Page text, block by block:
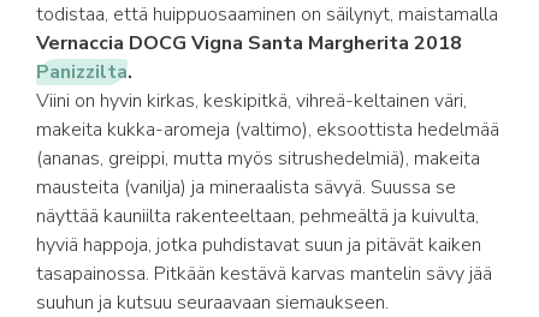
todistaa, että huippuosaaminen on säilynyt, maistamalla
Vernaccia DOCG Vigna Santa Margherita 2018
Panizzilta.
Viini on hyvin kirkas, keskipitkä, vihreä-keltainen väri,
makeita kukka-aromeja (valtimo), eksoottista hedelmää
(ananas, greippi, mutta myös sitrushedelmiä), makeita
mausteita (vanilja) ja mineraalista sävyä. Suussa se
näyttää kauniilta rakenteeltaan, pehmeältä ja kuivulta,
hyviä happoja, jotka puhdistavat suun ja pitävät kaiken
tasapainossa. Pitkään kestävä karvas mantelin sävy jää
suuhun ja kutsuu seuraavaan siemaukseen.